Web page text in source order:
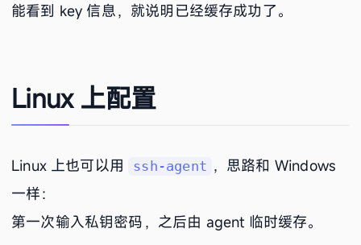
能看到 key 信息，就说明已经缓存成功了。
Linux 上配置
Linux 上也可以用 ssh-agent ，思路和 Windows
一样：
第一次输入私钥密码，之后由 agent 临时缓存。